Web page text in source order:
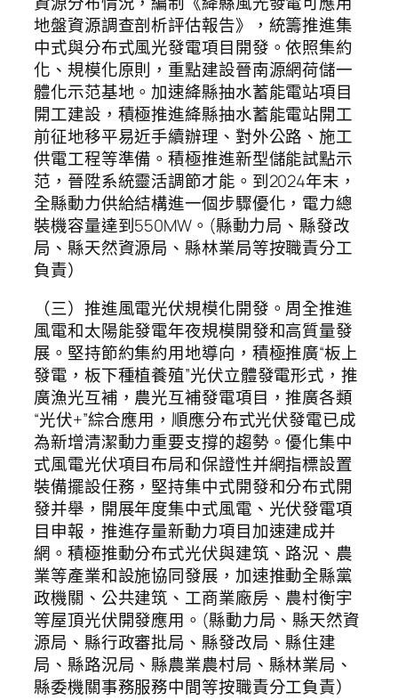
地盤資源調查剖析評估報告》，統籌推進集
中式與分布式風光發電項目開發。依照集約
化、規模化原則，重點建設晉南源網荷儲一
體化示范基地。加速絳縣抽水蓄能電站項目
開工建設，積極推進絳縣抽水蓄能電站開工
前征地移平易近手續辦理、對外公路、施工
供電工程等準備。積極推進新型儲能試點示
范，晉陞系統靈活調節才能。到2024年末，
全縣動力供給結構進一個步驟優化，電力總
裝機容量達到550MW。(縣動力局、縣發改
局、縣天然資源局、縣林業局等按職責分工
負責）
（三）推進風電光伏規模化開發。周全推進
風電和太陽能發電年夜規模開發和高質量發
展。堅持節約集約用地導向，積極推廣“板上
發電，板下種植養殖”光伏立體發電形式，推
廣漁光互補，農光互補發電項目，推廣各類
“光伏+”綜合應用，順應分布式光伏發電已成
為新增清潔動力重要支撐的趨勢。優化集中
式風電光伏項目布局和保證性并網指標設置
裝備擺設任務，堅持集中式開發和分布式開
發并舉，開展年度集中式風電、光伏發電項
目申報，推進存量新動力項目加速建成并
網。積極推動分布式光伏與建筑、路況、農
業等產業和設施協同發展，加速推動全縣黨
政機關、公共建筑、工商業廠房、農村衡宇
等屋頂光伏開發應用。(縣動力局、縣天然資
源局、縣行政審批局、縣發改局、縣住建
局、縣路況局、縣農業農村局、縣林業局、
縣委機關事務服務中間等按職責分工負責）